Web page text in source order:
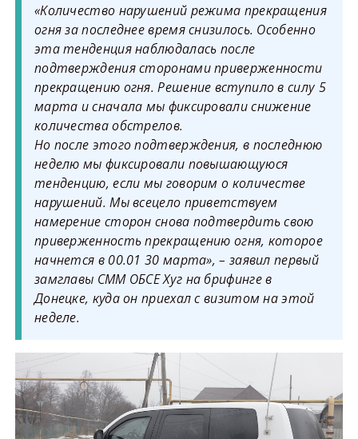
«Количество нарушений режима прекращения
огня за последнее время снизилось. Особенно
эта тенденция наблюдалась после
подтверждения сторонами приверженности
прекращению огня. Решение вступило в силу 5
марта и сначала мы фиксировали снижение
количества обстрелов.
Но после этого подтверждения, в последнюю
неделю мы фиксировали повышающуюся
тенденцию, если мы говорим о количестве
нарушений. Мы всецело приветствуем
намерение сторон снова подтвердить свою
приверженность прекращению огня, которое
начнется в 00.01 30 марта», – заявил первый
замглавы СММ ОБСЕ Хуг на брифинге в
Донецке, куда он приехал с визитом на этой
неделе.